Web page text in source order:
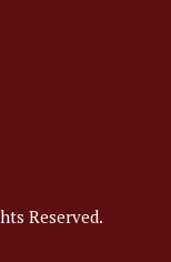
Reserved.